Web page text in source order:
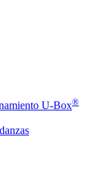
U-Box®